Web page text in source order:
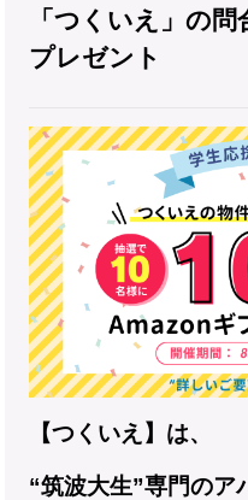
「つくいえ」の
プレゼント
【つくいえ】は、
“筑波大生”専門のア